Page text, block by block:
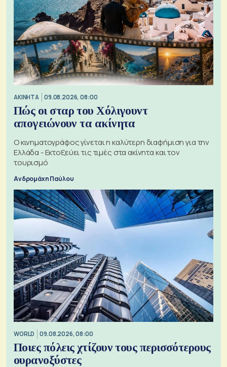
ΑΚΙΝΗΤΑ 09.08.2026, 08:00
Πώς οι σταρ του Χόλιγουντ
απογειώνουν τα ακίνητα
Ο κινηματογράφος γίνεται η καλύτερη διαφήμιση για την
Ελλάδα - Εκτοξεύει τις τιμές στα ακίνητα και τον
τουρισμό
Ανδρομάχη Παύλου
WORLD 09.08.2026, 08:00
Ποιες πόλεις χτίζουν τους περισσότερους
ουρανοξύστες